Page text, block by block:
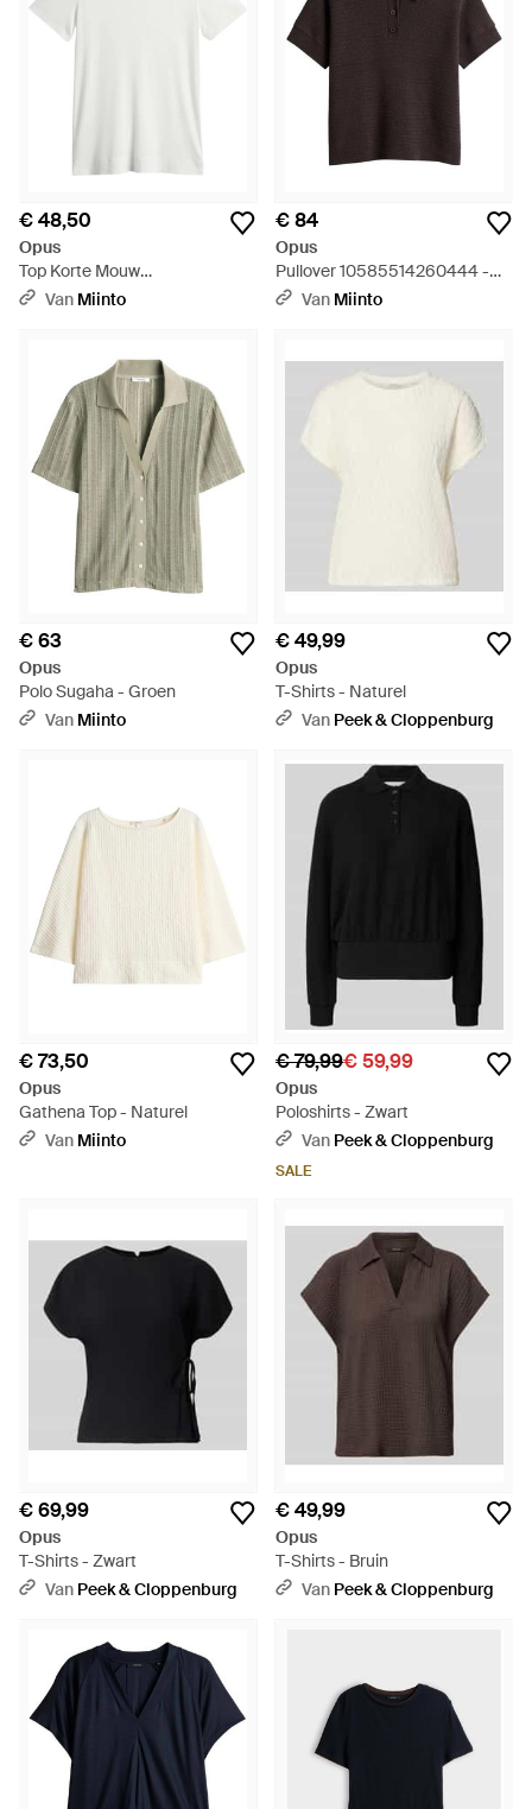
€ 48,50
Opus
Top Korte Mouw
10576713211444 - Wit
Van Miinto
€ 84
Opus
Pullover 10585514260444 -
Zwart
Van Miinto
€ 63
Opus
Polo Sugaha - Groen
Van Miinto
€ 49,99
Opus
T-Shirts - Naturel
Van Peek & Cloppenburg
€ 73,50
Opus
Gathena Top - Naturel
Van Miinto
€ 79,99€ 59,99
Opus
Poloshirts - Zwart
Van Peek & Cloppenburg
SALE
€ 69,99
Opus
T-Shirts - Zwart
Van Peek & Cloppenburg
€ 49,99
Opus
T-Shirts - Bruin
Van Peek & Cloppenburg